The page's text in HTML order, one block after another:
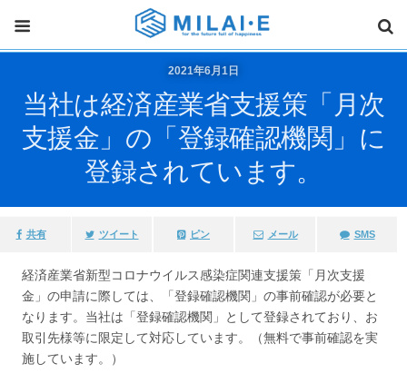
2021年6月1日
当社は経済産業省支援策「月次
支援金」の「登録確認機関」に
登録されています。
共有 ツイート ピン メール SMS
経済産業省新型コロナウイルス感染症関連支援策「月次支援
金」の申請に際しては、「登録確認機関」の事前確認が必要と
なります。当社は「登録確認機関」として登録されており、お
取引先様等に限定して対応しています。（無料で事前確認を実
施しています。）